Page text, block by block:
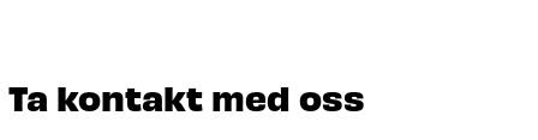
Ta kontakt med oss